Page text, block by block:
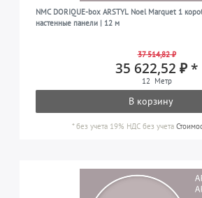
NMC DORIQUE-box ARSTYL Noel Marquet 1
настенные панели | 12 м
37 514,82 ₽
35 622,52 ₽ *
12 Метр
В корзину
*без учета 19% НДС без учета